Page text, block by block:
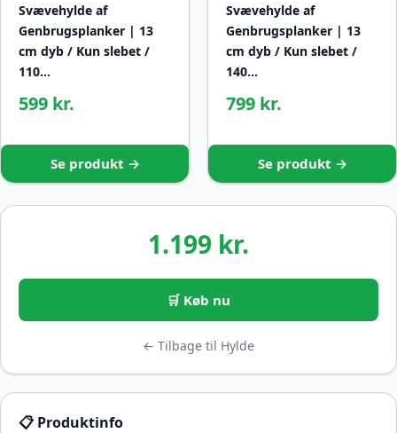
Svævehylde af
Genbrugsplanker | 13
cm dyb / Kun slebet /
110…
599 kr.
Se produkt →
Svævehylde af
Genbrugsplanker | 13
cm dyb / Kun slebet /
140…
799 kr.
Se produkt →
1.199 kr.
🛒 Køb nu
← Tilbage til Hylde
📋 Produktinfo